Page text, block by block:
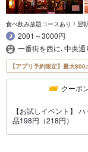
食べ飲み放題コースあり！翌
2001～3000円
一番街を西に､中央
【アプリ予約限定】最大
クーポ
【お試しイベント】
品198円（218円）